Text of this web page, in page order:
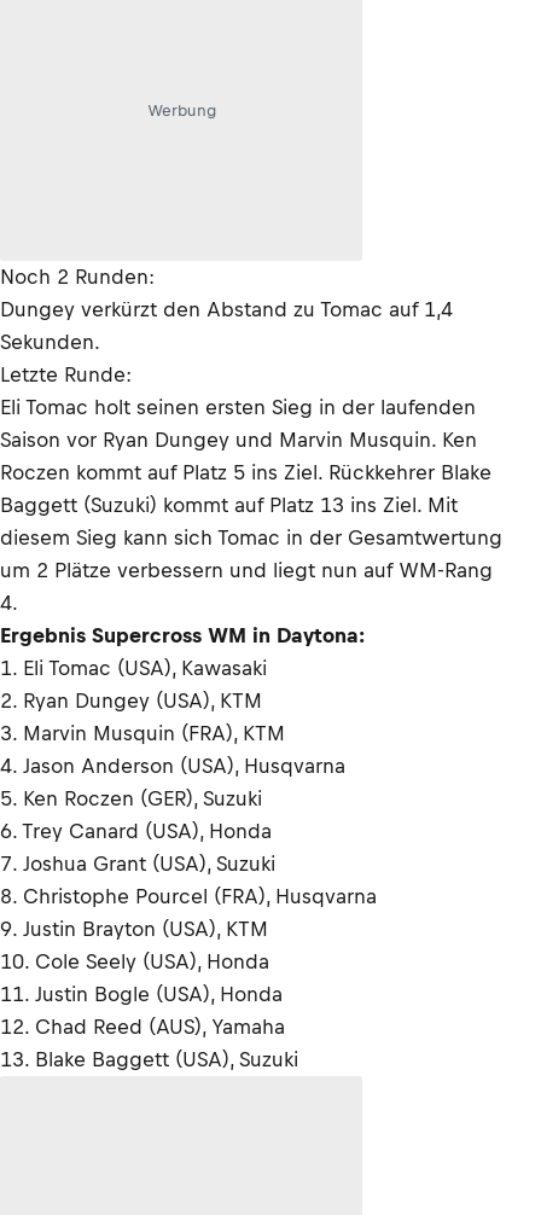
Werbung
Noch 2 Runden:
Dungey verkürzt den Abstand zu Tomac auf 1,4
Sekunden.
Letzte Runde:
Eli Tomac holt seinen ersten Sieg in der laufenden
Saison vor Ryan Dungey und Marvin Musquin. Ken
Roczen kommt auf Platz 5 ins Ziel. Rückkehrer Blake
Baggett (Suzuki) kommt auf Platz 13 ins Ziel. Mit
diesem Sieg kann sich Tomac in der Gesamtwertung
um 2 Plätze verbessern und liegt nun auf WM-Rang
4.
Ergebnis Supercross WM in Daytona:
1. Eli Tomac (USA), Kawasaki
2. Ryan Dungey (USA), KTM
3. Marvin Musquin (FRA), KTM
4. Jason Anderson (USA), Husqvarna
5. Ken Roczen (GER), Suzuki
6. Trey Canard (USA), Honda
7. Joshua Grant (USA), Suzuki
8. Christophe Pourcel (FRA), Husqvarna
9. Justin Brayton (USA), KTM
10. Cole Seely (USA), Honda
11. Justin Bogle (USA), Honda
12. Chad Reed (AUS), Yamaha
13. Blake Baggett (USA), Suzuki